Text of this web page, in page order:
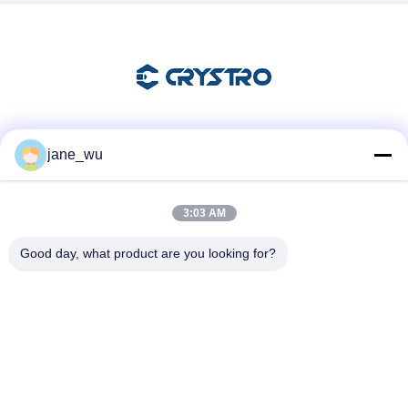
jane_wu
3:03 AM
Good day, what product are you looking for?